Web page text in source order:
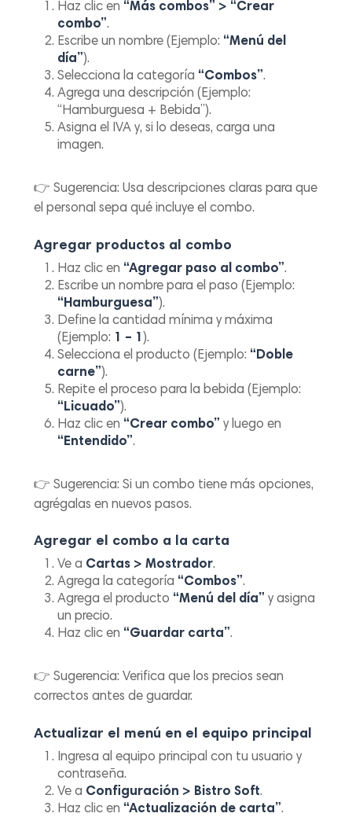
Haz clic en “Más combos” > “Crear
combo”.
Escribe un nombre (Ejemplo: “Menú del
día”).
Selecciona la categoría “Combos”.
Agrega una descripción (Ejemplo:
“Hamburguesa + Bebida”).
Asigna el IVA y, si lo deseas, carga una
imagen.
👉Sugerencia: Usa descripciones claras para que
el personal sepa qué incluye el combo.
Agregar productos al combo
Haz clic en “Agregar paso al combo”.
Escribe un nombre para el paso (Ejemplo:
“Hamburguesa”).
Define la cantidad mínima y máxima
(Ejemplo: 1 – 1 ).
Selecciona el producto (Ejemplo: “Doble
carne”).
Repite el proceso para la bebida (Ejemplo:
“Licuado”).
Haz clic en “Crear combo” y luego en
“Entendido”.
👉Sugerencia: Si un combo tiene más opciones,
agrégalas en nuevos pasos.
Agregar el combo a la carta
Ve a Cartas > Mostrador.
Agrega la categoría “Combos”.
Agrega el producto “Menú del día” y asigna
un precio.
Haz clic en “Guardar carta”.
👉Sugerencia: Verifica que los precios sean
correctos antes de guardar.
Actualizar el menú en el equipo principal
Ingresa al equipo principal con tu usuario y
contraseña.
Ve a Configuración > Bistro Soft.
Haz clic en “Actualización de carta”.